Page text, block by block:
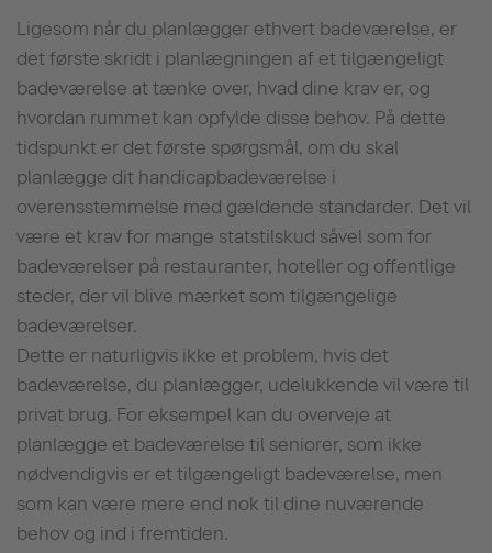
Ligesom når du planlægger ethvert badeværelse, er
det første skridt i planlægningen af et tilgængeligt
badeværelse at tænke over, hvad dine krav er, og
hvordan rummet kan opfylde disse behov. På dette
tidspunkt er det første spørgsmål, om du skal
planlægge dit handicapbadeværelse i
overensstemmelse med gældende standarder. Det vil
være et krav for mange statstilskud såvel som for
badeværelser på restauranter, hoteller og offentlige
steder, der vil blive mærket som tilgængelige
badeværelser.
Dette er naturligvis ikke et problem, hvis det
badeværelse, du planlægger, udelukkende vil være til
privat brug. For eksempel kan du overveje at
planlægge et badeværelse til seniorer, som ikke
nødvendigvis er et tilgængeligt badeværelse, men
som kan være mere end nok til dine nuværende
behov og ind i fremtiden.